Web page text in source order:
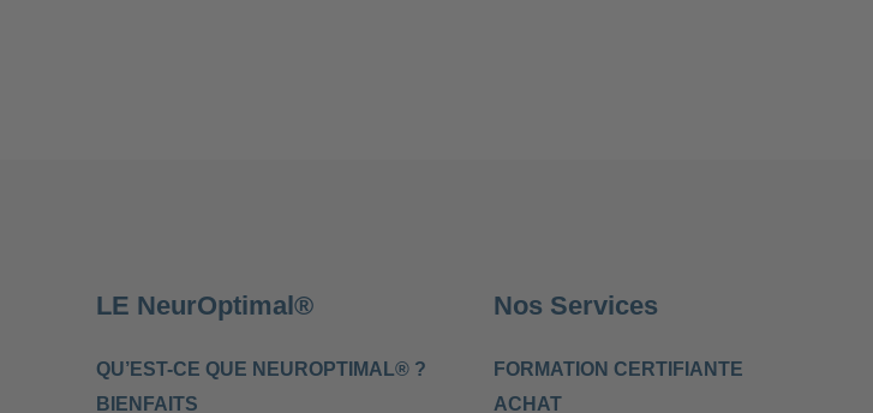
LE NeurOptimal®
QU’EST-CE QUE NEUROPTIMAL® ?
BIENFAITS
Nos Services
FORMATION CERTIFIANTE
ACHAT